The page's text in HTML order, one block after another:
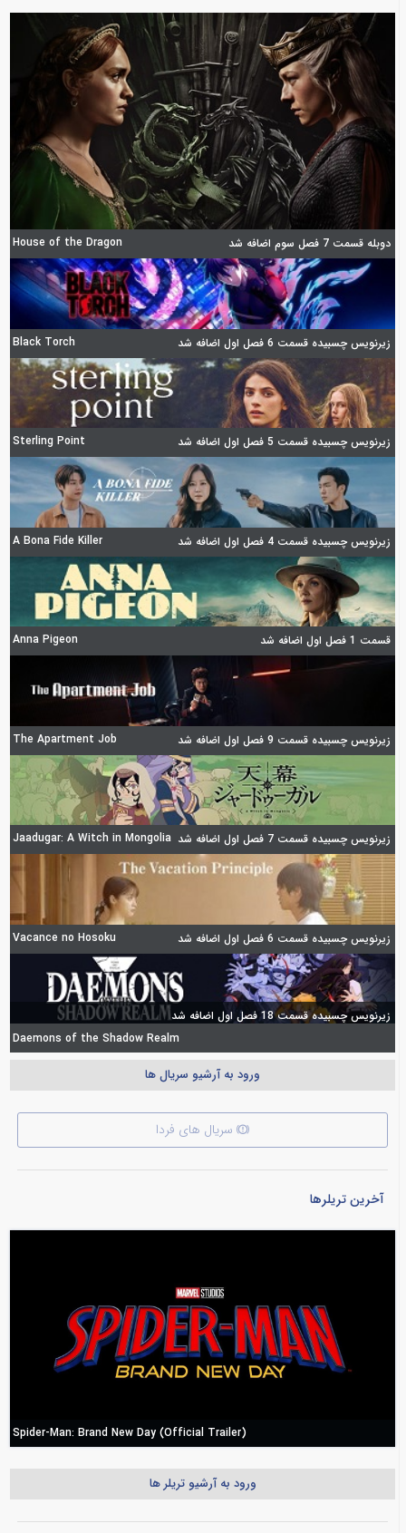
دوبله قسمت 7 فصل سوم اضافه شد House of the Dragon
زیرنویس چسبیده قسمت 6 فصل اول اضافه شد Black Torch
زیرنویس چسبیده قسمت 5 فصل اول اضافه شد Sterling Point
زیرنویس چسبیده قسمت 4 فصل اول اضافه شد A Bona Fide Killer
قسمت 1 فصل اول اضافه شد Anna Pigeon
زیرنویس چسبیده قسمت 9 فصل اول اضافه شد The Apartment Job
زیرنویس چسبیده قسمت 7 فصل اول اضافه شد Jaadugar: A Witch in Mongolia
زیرنویس چسبیده قسمت 6 فصل اول اضافه شد Vacance no Hosoku
زیرنویس چسبیده قسمت 18 فصل اول اضافه شد
Daemons of the Shadow Realm
ورود به آرشیو سریال ها
سریال های فردا
آخرین تریلرها
Spider-Man: Brand New Day (Official Trailer)
ورود به آرشیو تریلر ها